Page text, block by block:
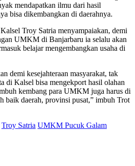
mendapatkan ilmu dari hasil
bisa dikembangkan di daerahnya.
Troy Satria menyampaiakan, demi
UMKM di Banjarbaru ia selalu akan
belajar mengembangkan usaha di
demi kesejahteraan masyarakat, tak
di Kalsel bisa mengekport hasil olahan
kembang para UMKM juga harus di
baik daerah, provinsi pusat,” imbuh Trot
Troy Satria UMKM Pucuk Galam